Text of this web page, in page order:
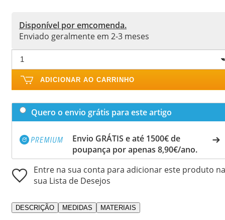
Disponível por emcomenda.
Enviado geralmente em 2-3 meses
ADICIONAR AO CARRINHO
Quero o envio grátis para este artigo
Envio GRÁTIS e até 1500€ de
poupança por apenas 8,90€/ano.
Entre na sua conta para adicionar este produto na
sua Lista de Desejos
DESCRIÇÃO MEDIDAS MATERIAIS